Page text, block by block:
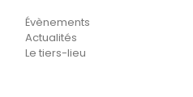
Évènements
Actualités
Le tiers-lieu